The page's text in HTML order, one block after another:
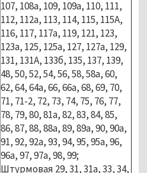
107, 108а, 109, 109а, 110, 111,
112, 112а, 113, 114, 115, 115А,
116, 117, 117а, 119, 121, 123,
123а, 125, 125а, 127, 127а, 129,
131, 131А, 133б, 135, 137, 139,
48, 50, 52, 54, 56, 58, 58а, 60,
62, 64, 64а, 66, 66а, 68, 69, 70,
71, 71-2, 72, 73, 74, 75, 76, 77,
78, 79, 80, 81а, 82, 83, 84, 85,
86, 87, 88, 88а, 89, 89а, 90, 90а,
91, 92, 92а, 93, 94, 95, 95а, 96,
96а, 97, 97а, 98, 99;
Штурмовая 29, 31, 31а, 33, 34,